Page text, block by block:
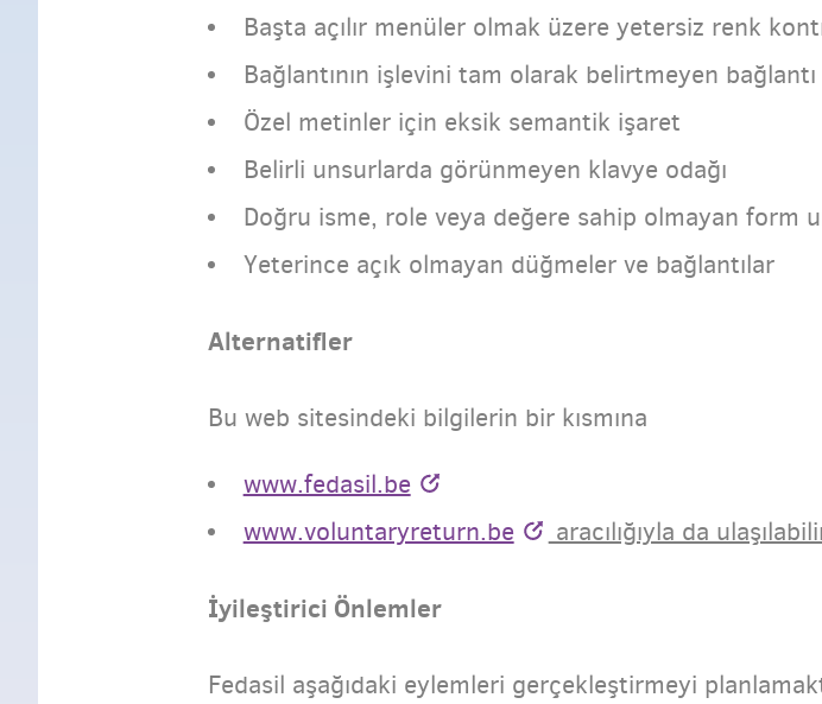
Başta açılır menüler olmak üzere yetersiz renk
Bağlantının işlevini tam olarak belirtmeyen
Özel metinler için eksik semantik işaret
Belirli unsurlarda görünmeyen klavye odağı
Doğru isme, role veya değere sahip olmayan form
Yeterince açık olmayan düğmeler ve bağlantılar
Alternatifler
Bu web sitesindeki bilgilerin bir kısmına
www.fedasil.be
www.voluntaryreturn.be
aracılığıyla da
İyileştirici Önlemler
Fedasil aşağıdaki eylemleri gerçekleştirmeyi